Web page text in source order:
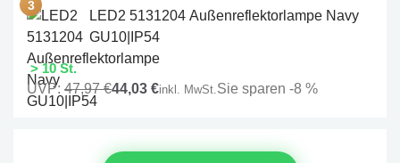
LED2 5131204 Außenreflektorlampe Navy
GU10|IP54
> 10 St.
UVP: 47,97 €44,03 €inkl. MwSt.Sie sparen -8 %